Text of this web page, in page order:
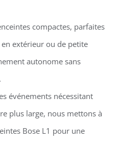
compactes, parfaites
extérieur ou de petite
autonome sans
événements nécessitant
plus large, nous mettons à
Bose L1 pour une